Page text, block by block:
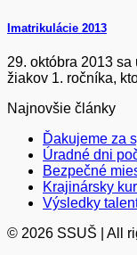
Imatrikulácie 2013
29. októbra 2013
žiakov 1. ročníka,
Najnovšie články
Ďakujeme za
Úradné dni
Bezpečné
Krajinársky
Výsledky
© 2026 SSUŠ | All